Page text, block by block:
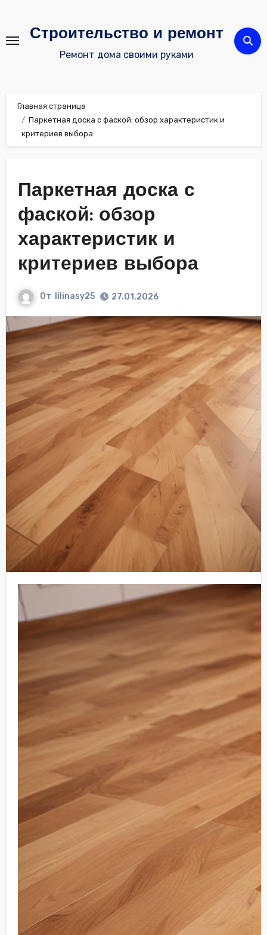
содержимому
Строительство и ремонт
Ремонт дома своими руками
Главная страница
Паркетная доска с фаской: обзор характеристик и
критериев выбора
Паркетная доска с
фаской: обзор
характеристик и
критериев выбора
От lilinasy25 27.01.2026